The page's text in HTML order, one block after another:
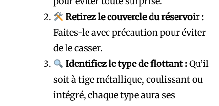
Retirez le couvercle du réservoir :
Faites-le avec précaution pour éviter
de le casser.
Identifiez le type de flottant :Qu’il
soit à tige métallique, coulissant ou
intégré, chaque type aura ses